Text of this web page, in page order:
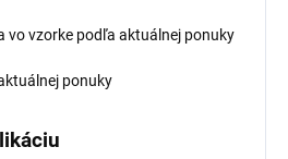
vo vzorke podľa aktuálnej ponuky
ponuky